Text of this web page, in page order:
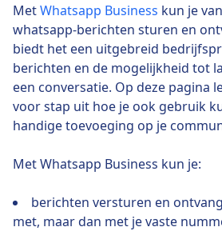
MetWhatsapp Business kun je
whatsapp-berichten sturen en
biedt het een uitgebreid
berichten en de mogelijkheid tot
een conversatie. Op deze pagina
voor stap uit hoe je ook gebruik
handige toevoeging op je
Met Whatsapp Business kun je:
berichten versturen en
met, maar dan met je vaste